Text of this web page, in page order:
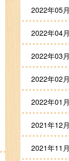
2022年05月
2022年04月
2022年03月
2022年02月
2022年01月
2021年12月
2021年11月